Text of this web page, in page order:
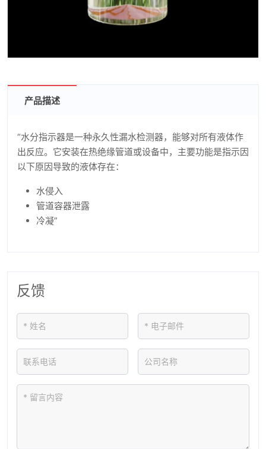
产品描述
“水分指示器是一种永久性漏水检测器，能够对所有液体作
出反应。它安装在热绝缘管道或设备中，主要功能是指示因
以下原因导致的液体存在：
水侵入
管道容器泄露
冷凝”
反馈